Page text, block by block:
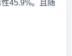
45.9%。且随